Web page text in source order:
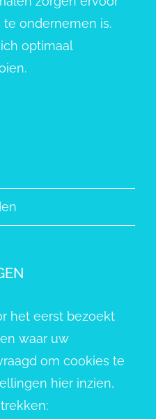
ondernemen is.
optimaal
het eerst bezoekt
waar uw
om cookies te
hier inzien,